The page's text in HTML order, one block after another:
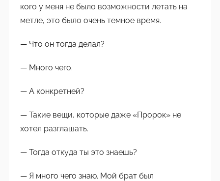
кого у меня не было возможности летать на
метле, это было очень темное время.
— Что он тогда делал?
— Много чего.
— А конкретней?
— Такие вещи, которые даже «Пророк» не
хотел разглашать.
— Тогда откуда ты это знаешь?
— Я много чего знаю. Мой брат был